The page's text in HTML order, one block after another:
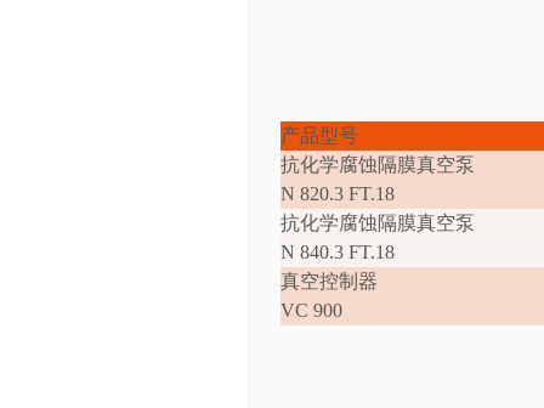
产品型号
抗化学腐蚀隔膜真空泵
N 820.3 FT.18
抗化学腐蚀隔膜真空泵
N 840.3 FT.18
真空控制器
VC 900